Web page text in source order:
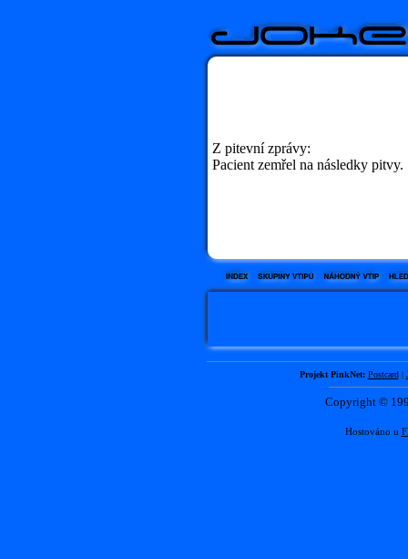
Z pitevní zprávy:
Pacient zemřel na následky pitvy.
Projekt PinkNet: Postcard|
Copyright ©
Hostováno u